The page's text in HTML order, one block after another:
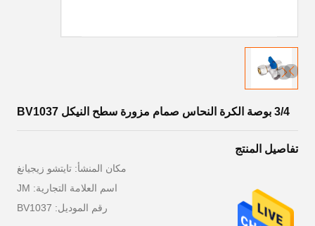
3/4 بوصة الكرة النحاس صمام مزورة سطح النيكل BV1037
تفاصيل المنتج
مكان المنشأ: تايتشو زيجيانغ
اسم العلامة التجارية: JM
رقم الموديل: BV1037